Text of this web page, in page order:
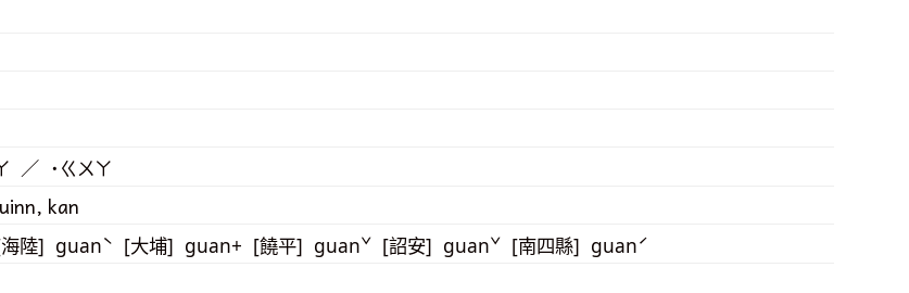
／ ˙ㄍㄨㄚ
kan
陸] guanˋ [大埔] guan+ [饒平] guanˇ [詔安] guanˇ [南四縣] guanˊ